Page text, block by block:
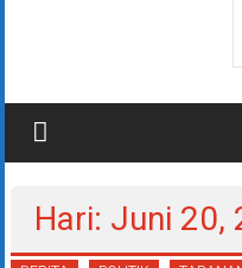
Hari: Juni 20,